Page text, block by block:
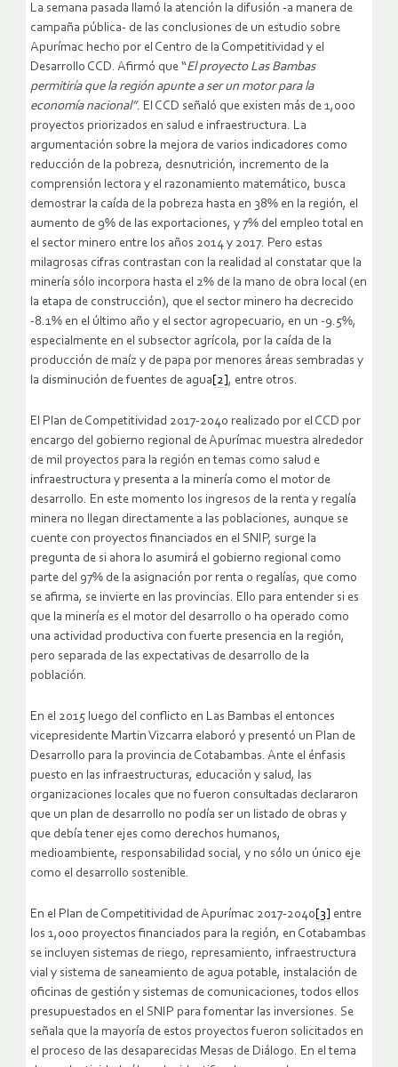
La semana pasada llamó la atención la difusión -a manera de
campaña pública- de las conclusiones de un estudio sobre
Apurímac hecho por el Centro de la Competitividad y el
Desarrollo CCD. Afirmó que “El proyecto Las Bambas
permitiría que la región apunte a ser un motor para la
economía nacional”. El CCD señaló que existen más de 1,000
proyectos priorizados en salud e infraestructura. La
argumentación sobre la mejora de varios indicadores como
reducción de la pobreza, desnutrición, incremento de la
comprensión lectora y el razonamiento matemático, busca
demostrar la caída de la pobreza hasta en 38% en la región, el
aumento de 9% de las exportaciones, y 7% del empleo total en
el sector minero entre los años 2014 y 2017. Pero estas
milagrosas cifras contrastan con la realidad al constatar que la
minería sólo incorpora hasta el 2% de la mano de obra local (en
la etapa de construcción), que el sector minero ha decrecido
-8.1% en el último año y el sector agropecuario, en un -9.5%,
especialmente en el subsector agrícola, por la caída de la
producción de maíz y de papa por menores áreas sembradas y
la disminución de fuentes de agua [2], entre otros.
El Plan de Competitividad 2017-2040 realizado por el CCD por
encargo del gobierno regional de Apurímac muestra alrededor
de mil proyectos para la región en temas como salud e
infraestructura y presenta a la minería como el motor de
desarrollo. En este momento los ingresos de la renta y regalía
minera no llegan directamente a las poblaciones, aunque se
cuente con proyectos financiados en el SNIP, surge la
pregunta de si ahora lo asumirá el gobierno regional como
parte del 97% de la asignación por renta o regalías, que como
se afirma, se invierte en las provincias. Ello para entender si es
que la minería es el motor del desarrollo o ha operado como
una actividad productiva con fuerte presencia en la región,
pero separada de las expectativas de desarrollo de la
población.
En el 2015 luego del conflicto en Las Bambas el entonces
vicepresidente Martin Vizcarra elaboró y presentó un Plan de
Desarrollo para la provincia de Cotabambas. Ante el énfasis
puesto en las infraestructuras, educación y salud, las
organizaciones locales que no fueron consultadas declararon
que un plan de desarrollo no podía ser un listado de obras y
que debía tener ejes como derechos humanos,
medioambiente, responsabilidad social, y no sólo un único eje
como el desarrollo sostenible.
En el Plan de Competitividad de Apurímac 2017-2040 [3] entre
los 1,000 proyectos financiados para la región, en Cotabambas
se incluyen sistemas de riego, represamiento, infraestructura
vial y sistema de saneamiento de agua potable, instalación de
oficinas de gestión y sistemas de comunicaciones, todos ellos
presupuestados en el SNIP para fomentar las inversiones. Se
señala que la mayoría de estos proyectos fueron solicitados en
el proceso de las desaparecidas Mesas de Diálogo. En el tema